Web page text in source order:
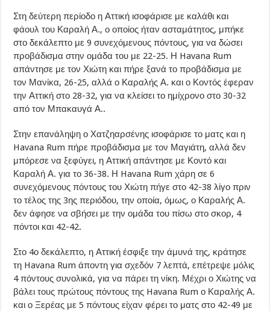
Στη δεύτερη περίοδο η Αττική ισοφάρισε με καλάθι και
φάουλ του Καραλή Α., ο οποίος ήταν ασταμάτητος, μπήκε
στο δεκάλεπτο με 9 συνεχόμενους πόντους, για να δώσει
προβάδισμα στην ομάδα του με 22-25. Η Havana Rum
απάντησε με τον Χιώτη και πήρε ξανά το προβάδισμα με
τον Μανίκα, 26-25, αλλά ο Καραλής Α. και ο Κοντός έφεραν
την Αττική στο 28-32, για να κλείσει το ημίχρονο στο 30-32
από τον Μπακαυγά Α..
Στην επανάληψη ο Χατζηαρσένης ισοφάρισε το ματς και η
Havana Rum πήρε προβάδισμα με τον Μαγιάτη, αλλά δεν
μπόρεσε να ξεφύγει, η Αττική απάντησε με Κοντό και
Καραλή Α. για το 36-38. Η Havana Rum χάρη σε 6
συνεχόμενους πόντους του Χιώτη πήγε στο 42-38 λίγο πριν
το τέλος της 3ης περιόδου, την οποία, όμως, ο Καραλής Α.
δεν άφησε να σβήσει με την ομάδα του πίσω στο σκορ, 4
πόντοι και 42-42.
Στο 4ο δεκάλεπτο, η Αττική έσφιξε την άμυνά της, κράτησε
τη Havana Rum άποντη για σχεδόν 7 λεπτά, επέτρεψε μόλις
4 πόντους συνολικά, για να πάρει τη νίκη. Μέχρι ο Χιώτης να
βάλει τους πρώτους πόντους της Havana Rum ο Καραλής Α.
και ο Ξερέας με 5 πόντους είχαν φέρει το ματς στο 42-49 με